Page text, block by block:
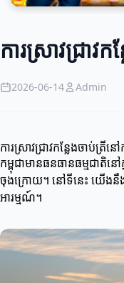
ការស្រាវជ្រាវ
2026-06-14 Admin
ការស្រាវជ្រាវកន្លែងចាប់ត្រីនៅ
កម្ពុជាមានធនធានធម្មជាតិន
ចុងក្រោយ។ នៅទីនេះ យើងនឹង
អារម្មណ៍។